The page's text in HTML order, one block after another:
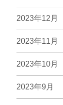
2023年12月
2023年11月
2023年10月
2023年9月